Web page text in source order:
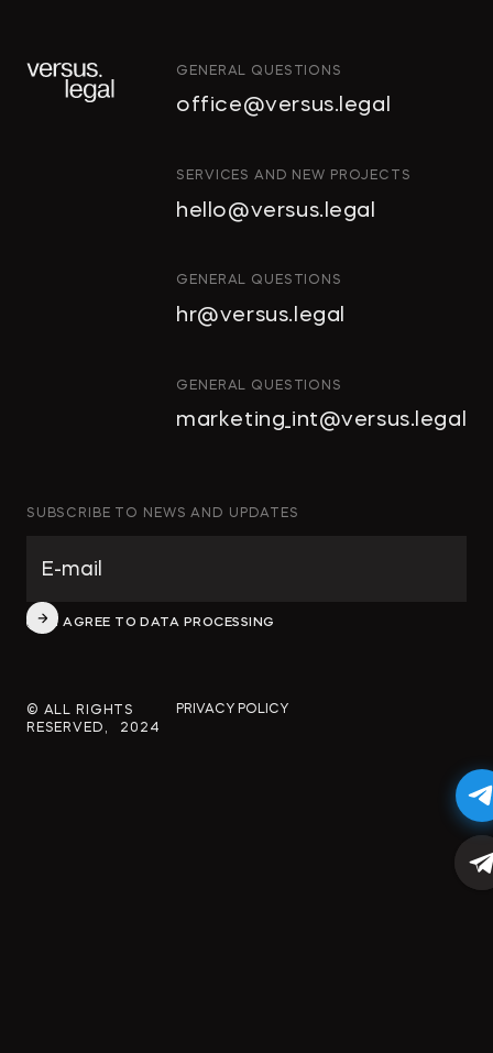
ИНТЕЛЛЕКТУАЛЬНАЯ
ИНВЕСТИЦИОННЫЕ ПРОЕКТЫ
СТРОИТЕЛЬСТВО
АРХИТЕКТУРА
КОРПОРАТИВНОЕ ПРАВО И
M&A
РАЗРЕШЕНИЕ СПОРОВ
БАНКОВСКОЕ ПРАВО
GENERAL QUESTIONS
office@versus.legal
SERVICES AND NEW PROJECTS
hello@versus.legal
GENERAL QUESTIONS
hr@versus.legal
GENERAL QUESTIONS
marketing_int@versus.legal
SUBSCRIBE TO NEWS AND UPDATES
I AGREE TO DATA PROCESSING
© ALL RIGHTS
RESERVED, 2024
PRIVACY POLICY